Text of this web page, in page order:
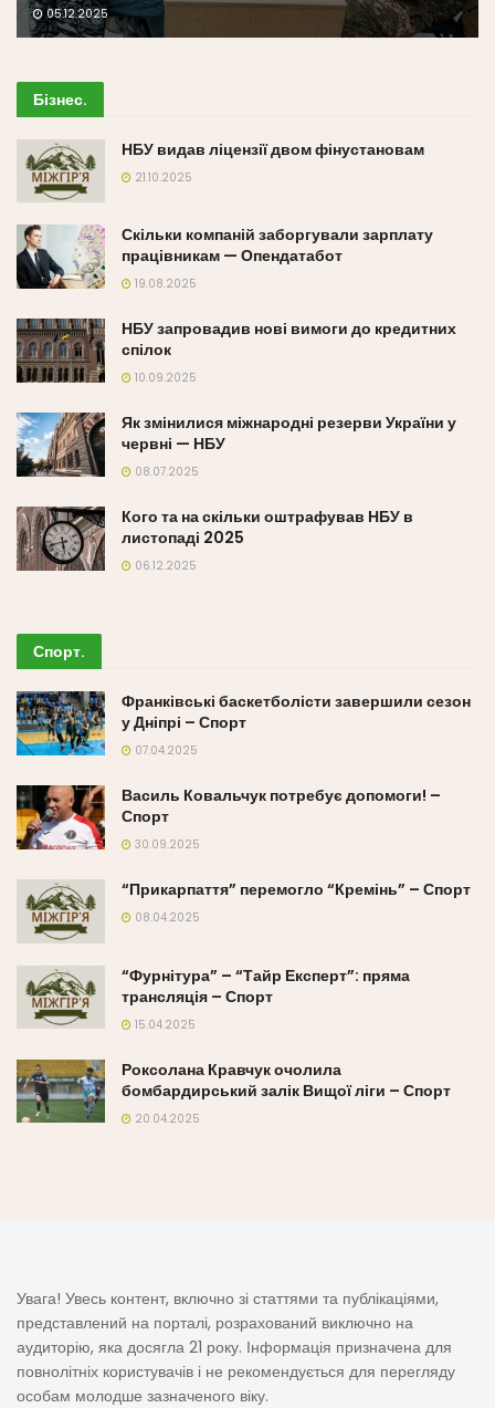
05.12.2025
Бізнес.
НБУ видав ліцензії двом фінустановам
21.10.2025
Скільки компаній заборгували зарплату
працівникам — Опендатабот
19.08.2025
НБУ запровадив нові вимоги до кредитних
спілок
10.09.2025
Як змінилися міжнародні резерви України у
червні — НБУ
08.07.2025
Кого та на скільки оштрафував НБУ в
листопаді 2025
06.12.2025
Спорт.
Франківські баскетболісти завершили сезон
у Дніпрі – Спорт
07.04.2025
Василь Ковальчук потребує допомоги! –
Спорт
30.09.2025
“Прикарпаття” перемогло “Кремінь” – Спорт
08.04.2025
“Фурнітура” – “Тайр Експерт”: пряма
трансляція – Спорт
15.04.2025
Роксолана Кравчук очолила
бомбардирський залік Вищої ліги – Спорт
20.04.2025
Увага! Увесь контент, включно зі статтями та публікаціями,
представлений на порталі, розрахований виключно на
аудиторію, яка досягла 21 року. Інформація призначена для
повнолітніх користувачів і не рекомендується для перегляду
особам молодше зазначеного віку.